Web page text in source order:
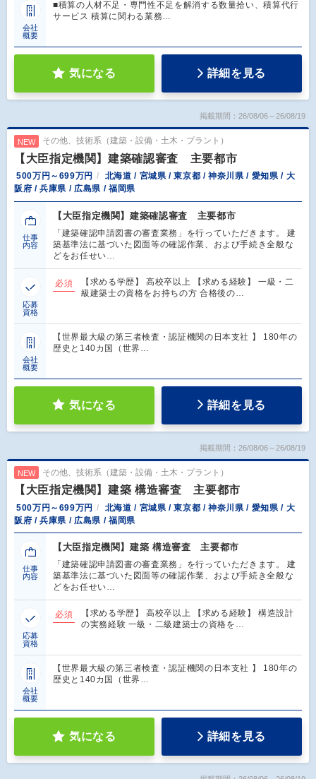
会社
概要
■積算の人材不足・専門性不足を解消する数量拾い、積算代行
サービス 積算に関わる業務…
気になる 詳細を見る
掲載期間：26/08/06～26/08/19
NEW その他、技術系（建築・設備・土木・プラント）
【大臣指定機関】建築確認審査 主要都市
500万円～699万円
北海道 / 宮城県 / 東京都 / 神奈川県 / 愛知県 / 大
阪府 / 兵庫県 / 広島県 / 福岡県
仕事
内容
【大臣指定機関】建築確認審査 主要都市
「建築確認申請図書の審査業務」を行っていただきます。 建
築基準法に基づいた図面等の確認作業、および手続き全般な
どをお任せい…
応募
資格
必須
【求める学歴】 高校卒以上 【求める経験】 一級・二
級建築士の資格をお持ちの方 合格後の…
会社
概要
【世界最大級の第三者検査・認証機関の日本支社 】 180年の
歴史と140カ国（世界…
気になる 詳細を見る
掲載期間：26/08/06～26/08/19
NEW その他、技術系（建築・設備・土木・プラント）
【大臣指定機関】建築 構造審査 主要都市
500万円～699万円
北海道 / 宮城県 / 東京都 / 神奈川県 / 愛知県 / 大
阪府 / 兵庫県 / 広島県 / 福岡県
仕事
内容
【大臣指定機関】建築 構造審査 主要都市
「建築確認申請図書の審査業務」を行っていただきます。 建
築基準法に基づいた図面等の確認作業、および手続き全般な
どをお任せい…
応募
資格
必須
【求める学歴】 高校卒以上 【求める経験】 構造設計
の実務経験 一級・二級建築士の資格を…
会社
概要
【世界最大級の第三者検査・認証機関の日本支社 】 180年の
歴史と140カ国（世界…
気になる 詳細を見る